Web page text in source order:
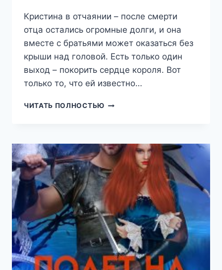
Кристина в отчаянии – после смерти
отца остались огромные долги, и она
вместе с братьями может оказаться без
крыши над головой. Есть только один
выход – покорить сердце короля. Вот
только то, что ей известно…
ЧИТАТЬ ПОЛНОСТЬЮ НЕ